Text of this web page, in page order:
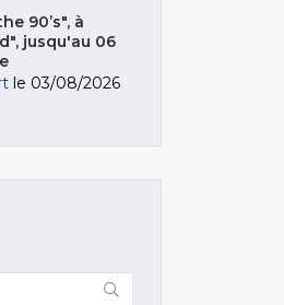
90’s", à
jusqu'au 06
le 03/08/2026